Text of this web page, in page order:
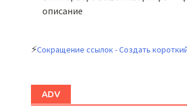
описание
⚡Сокращение ссылок - Создать
ADV